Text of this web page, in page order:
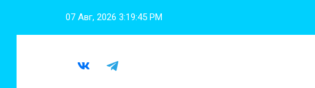
07 Авг, 2026 3:19:46 PM